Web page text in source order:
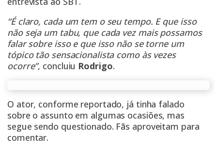
“É claro, cada um tem o seu tempo. E que isso
não seja um tabu, que cada vez mais possamos
falar sobre isso e que isso não se torne um
tópico tão sensacionalista como às vezes
ocorre”, concluiu Rodrigo.
O ator, conforme reportado, já tinha falado
sobre o assunto em algumas ocasiões, mas
segue sendo questionado. Fãs aproveitam para
comentar.